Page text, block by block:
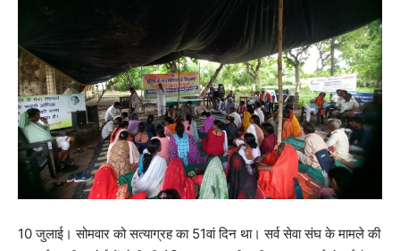
10 जुलाई। सोमवार को सत्याग्रह का 51वां दिन था। सर्व सेवा संघ के मामले की